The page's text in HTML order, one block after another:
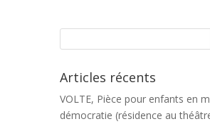
Articles récents
VOLTE, Pièce pour enfants en
démocratie (résidence au